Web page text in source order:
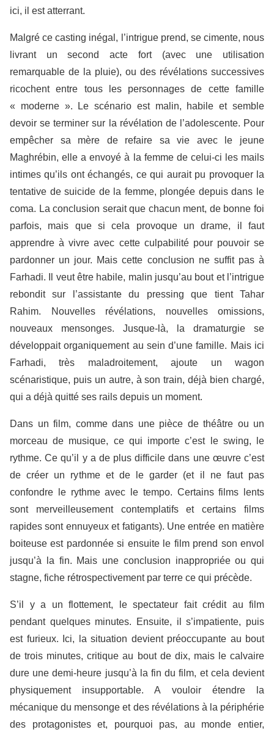
ici, il est atterrant.
Malgré ce casting inégal, l’intrigue prend, se cimente, nous
livrant un second acte fort (avec une utilisation
remarquable de la pluie), ou des révélations successives
ricochent entre tous les personnages de cette famille
« moderne ». Le scénario est malin, habile et semble
devoir se terminer sur la révélation de l’adolescente. Pour
empêcher sa mère de refaire sa vie avec le jeune
Maghrébin, elle a envoyé à la femme de celui-ci les mails
intimes qu’ils ont échangés, ce qui aurait pu provoquer la
tentative de suicide de la femme, plongée depuis dans le
coma. La conclusion serait que chacun ment, de bonne foi
parfois, mais que si cela provoque un drame, il faut
apprendre à vivre avec cette culpabilité pour pouvoir se
pardonner un jour. Mais cette conclusion ne suffit pas à
Farhadi. Il veut être habile, malin jusqu’au bout et l’intrigue
rebondit sur l’assistante du pressing que tient Tahar
Rahim. Nouvelles révélations, nouvelles omissions,
nouveaux mensonges. Jusque-là, la dramaturgie se
développait organiquement au sein d’une famille. Mais ici
Farhadi, très maladroitement, ajoute un wagon
scénaristique, puis un autre, à son train, déjà bien chargé,
qui a déjà quitté ses rails depuis un moment.
Dans un film, comme dans une pièce de théâtre ou un
morceau de musique, ce qui importe c’est le swing, le
rythme. Ce qu’il y a de plus difficile dans une œuvre c’est
de créer un rythme et de le garder (et il ne faut pas
confondre le rythme avec le tempo. Certains films lents
sont merveilleusement contemplatifs et certains films
rapides sont ennuyeux et fatigants). Une entrée en matière
boiteuse est pardonnée si ensuite le film prend son envol
jusqu’à la fin. Mais une conclusion inappropriée ou qui
stagne, fiche rétrospectivement par terre ce qui précède.
S’il y a un flottement, le spectateur fait crédit au film
pendant quelques minutes. Ensuite, il s’impatiente, puis
est furieux. Ici, la situation devient préoccupante au bout
de trois minutes, critique au bout de dix, mais le calvaire
dure une demi-heure jusqu’à la fin du film, et cela devient
physiquement insupportable. A vouloir étendre la
mécanique du mensonge et des révélations à la périphérie
des protagonistes et, pourquoi pas, au monde entier,